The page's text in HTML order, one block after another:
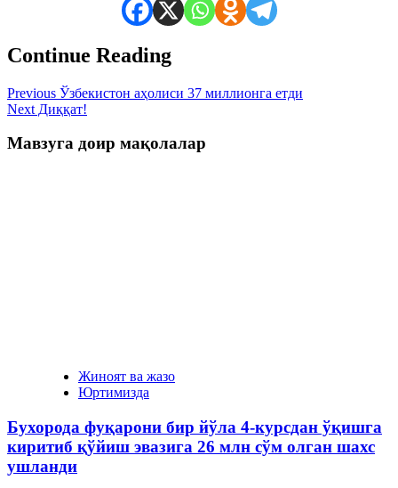
Continue Reading
Previous Ўзбекистон аҳолиси 37 миллионга етди
Next Диққат!
Мавзуга доир мақолалар
Жиноят ва жазо
Юртимизда
Бухорода фуқарони бир йўла 4-курсдан ўқишга
киритиб қўйиш эвазига 26 млн сўм олган шахс
ушланди